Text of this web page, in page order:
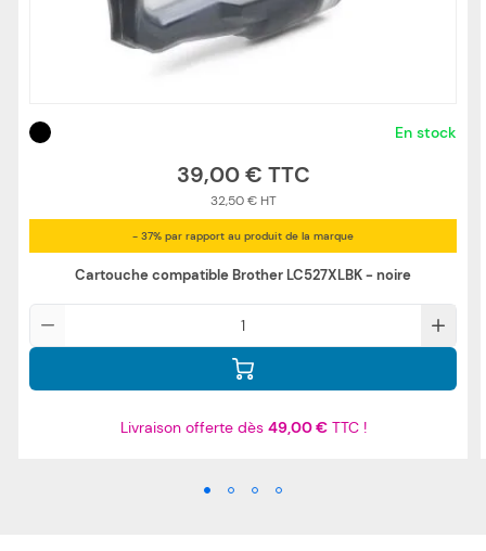
En stock
39,00 €
32,50 €
- 37% par rapport au produit de la marque
Cartouche compatible Brother LC527XLBK - noire
Livraison offerte dès 49,00 €TTC !